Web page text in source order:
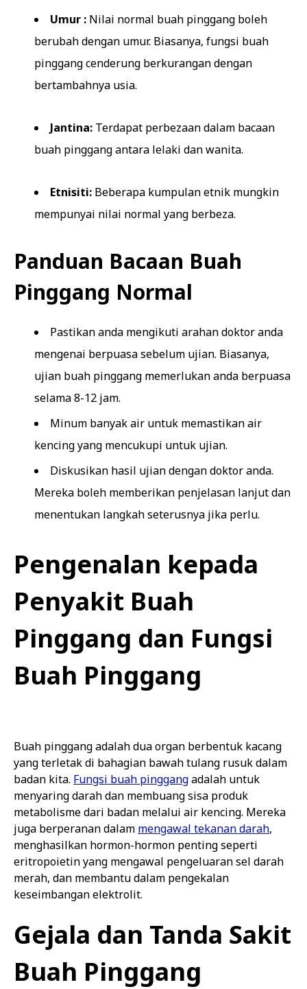
Umur : Nilai normal buah pinggang boleh
berubah dengan umur. Biasanya, fungsi buah
pinggang cenderung berkurangan dengan
bertambahnya usia.
Jantina: Terdapat perbezaan dalam bacaan
buah pinggang antara lelaki dan wanita.
Etnisiti: Beberapa kumpulan etnik mungkin
mempunyai nilai normal yang berbeza.
Panduan Bacaan Buah
Pinggang Normal
Pastikan anda mengikuti arahan doktor anda
mengenai berpuasa sebelum ujian. Biasanya,
ujian buah pinggang memerlukan anda berpuasa
selama 8-12 jam.
Minum banyak air untuk memastikan air
kencing yang mencukupi untuk ujian.
Diskusikan hasil ujian dengan doktor anda.
Mereka boleh memberikan penjelasan lanjut dan
menentukan langkah seterusnya jika perlu.
Pengenalan kepada
Penyakit Buah
Pinggang dan Fungsi
Buah Pinggang
Buah pinggang adalah dua organ berbentuk kacang
yang terletak di bahagian bawah tulang rusuk dalam
badan kita. Fungsi buah pinggangadalah untuk
menyaring darah dan membuang sisa produk
metabolisme dari badan melalui air kencing. Mereka
juga berperanan dalam mengawal tekanan darah,
menghasilkan hormon-hormon penting seperti
eritropoietin yang mengawal pengeluaran sel darah
merah, dan membantu dalam pengekalan
keseimbangan elektrolit.
Gejala dan Tanda Sakit
Buah Pinggang